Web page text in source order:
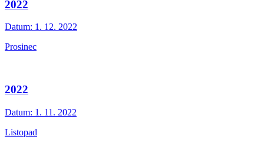
2022
Datum: 1. 12. 2022
Prosinec
2022
Datum: 1. 11. 2022
Listopad